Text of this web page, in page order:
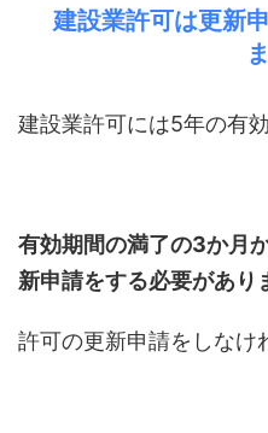
建設業許可は更新
建設業許可には5年の有
有効期間の満了の3か月
新申請をする必要があり
許可の更新申請をしなけ